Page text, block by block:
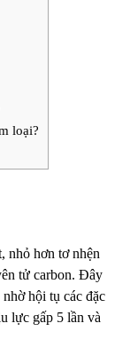
loại?
nhỏ hơn tơ nhện
tử carbon. Đây
hội tụ các đặc
lực gấp 5 lần và